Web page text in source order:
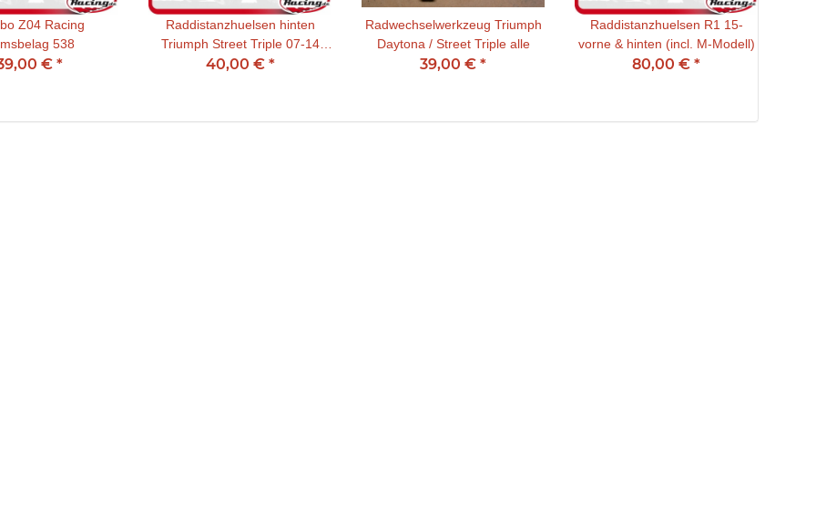
Z04 Racing
538
€ *
Raddistanzhuelsen hinten
Triumph Street Triple 07-14
(incl. R-Modell) / Daytona 675
40,00 € *
Radwechselwerkzeug Triumph
Daytona / Street Triple alle
39,00 € *
Raddistanzhuelsen R1 15-
vorne & hinten (incl. M-Modell)
80,00 € *